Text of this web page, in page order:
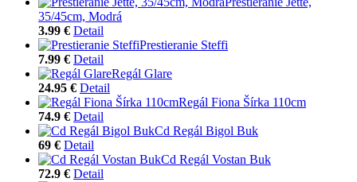
35/45cm, Modrá
3.99 € Detail
Prestieranie Steffi
7.99 € Detail
Regál Glare
24.95 € Detail
Regál Fiona Šírka 110cm
74.9 € Detail
Cd Regál Bigol Buk
69 € Detail
Cd Regál Vostan Buk
72.9 € Detail